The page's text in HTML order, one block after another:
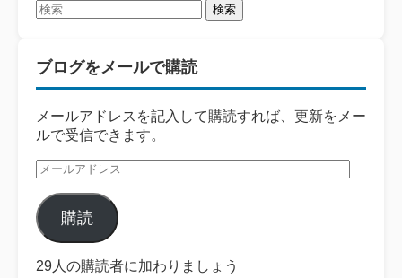
検
ブログをメールで購読
メールアドレスを記入して購読すれば、更新をメー
ルで受信できます。
メ
ル
ア
ド
レ
購読
29人の購読者に加わりましょう